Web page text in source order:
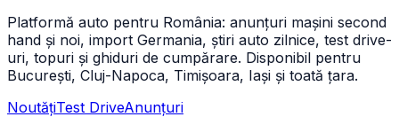
Platformă auto pentru România: anunțuri mașini second
hand și noi, import Germania, știri auto zilnice, test drive-
uri, topuri și ghiduri de cumpărare. Disponibil pentru
București, Cluj-Napoca, Timișoara, Iași și toată țara.
NoutățiTest DriveAnunțuri